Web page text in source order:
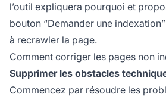
l’outil expliquera pourquoi et
bouton “Demander une
à recrawler la page.
Comment corriger les pages non
Supprimer les obstacles
Commencez par résoudre les